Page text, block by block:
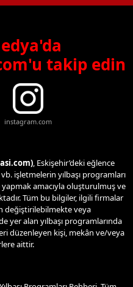
takip edin
instagram.com
, Eskişehir’deki eğlence
işletmelerin yılbaşı programları
amacıyla oluşturulmuş ve
Tüm bu bilgiler, ilgili firmalar
değiştirilebilmekte veya
yer alan yılbaşı programlarında
düzenleyen kişi, mekân ve/veya
aittir.